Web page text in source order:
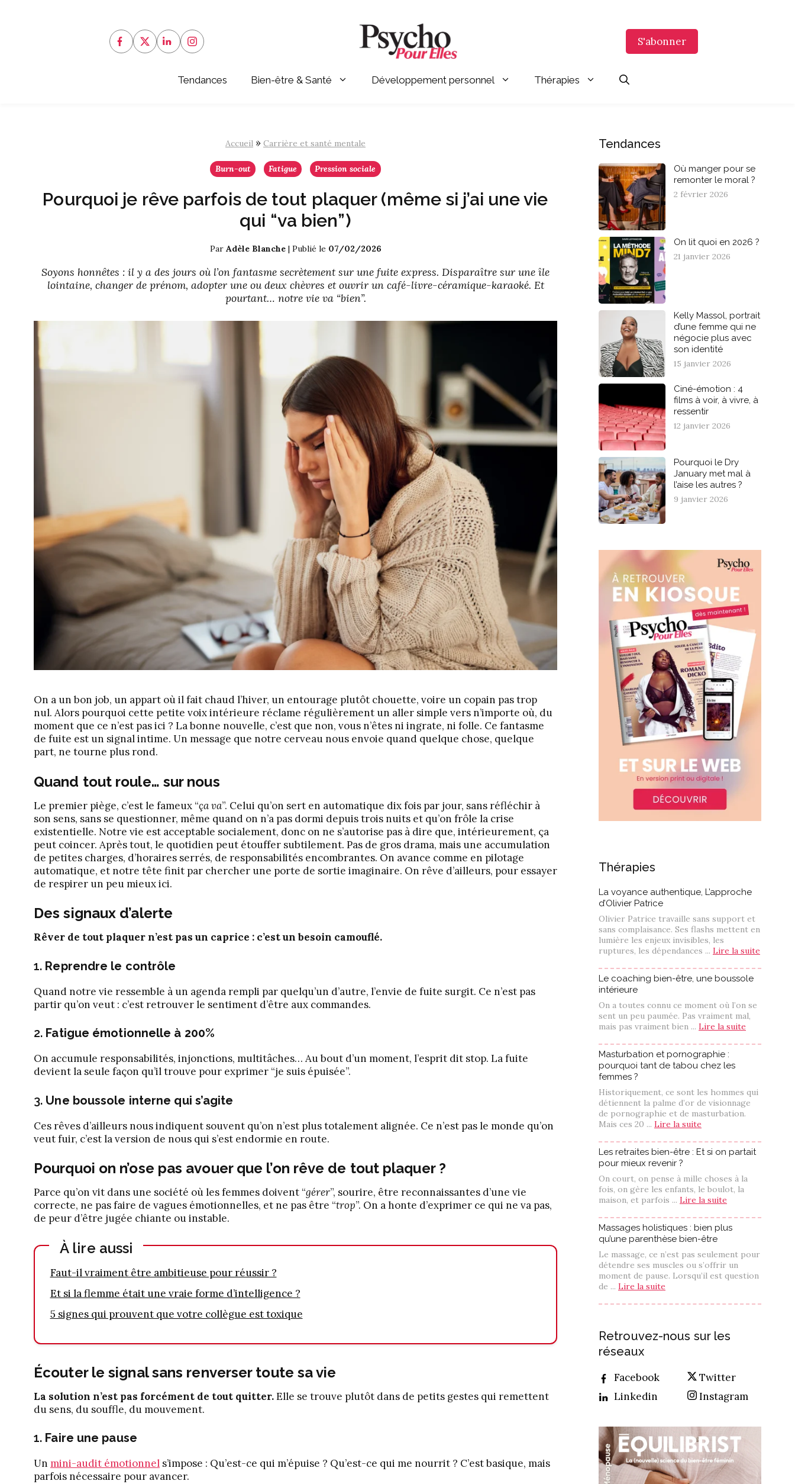
Tendances Bien-être & Santé Développement personnel Thérapies
S'abonner
Accueil » Carrière et santé mentale
Burn-out Fatigue Pression sociale
Pourquoi je rêve parfois de tout plaquer (même si j’ai une vie
qui “va bien”)
Par Adèle Blanche | Publié le 07/02/2026
Soyons honnêtes : il y a des jours où l’on fantasme secrètement sur une fuite express. Disparaître sur une île
lointaine, changer de prénom, adopter une ou deux chèvres et ouvrir un café-livre-céramique-karaoké. Et
pourtant… notre vie va “bien”.
On a un bon job, un appart où il fait chaud l’hiver, un entourage plutôt chouette, voire un copain pas trop
nul. Alors pourquoi cette petite voix intérieure réclame régulièrement un aller simple vers n’importe où, du
moment que ce n’est pas ici ? La bonne nouvelle, c’est que non, vous n’êtes ni ingrate, ni folle. Ce fantasme
de fuite est un signal intime. Un message que notre cerveau nous envoie quand quelque chose, quelque
part, ne tourne plus rond.
Quand tout roule… sur nous
Le premier piège, c’est le fameux “ça va”. Celui qu’on sert en automatique dix fois par jour, sans réfléchir à
son sens, sans se questionner, même quand on n’a pas dormi depuis trois nuits et qu’on frôle la crise
existentielle. Notre vie est acceptable socialement, donc on ne s’autorise pas à dire que, intérieurement, ça
peut coincer. Après tout, le quotidien peut étouffer subtilement. Pas de gros drama, mais une accumulation
de petites charges, d’horaires serrés, de responsabilités encombrantes. On avance comme en pilotage
automatique, et notre tête finit par chercher une porte de sortie imaginaire. On rêve d’ailleurs, pour essayer
de respirer un peu mieux ici.
Des signaux d’alerte
Rêver de tout plaquer n’est pas un caprice : c’est un besoin camouflé.
1. Reprendre le contrôle
Quand notre vie ressemble à un agenda rempli par quelqu’un d’autre, l’envie de fuite surgit. Ce n’est pas
partir qu’on veut : c’est retrouver le sentiment d’être aux commandes.
2. Fatigue émotionnelle à 200%
On accumule responsabilités, injonctions, multitâches… Au bout d’un moment, l’esprit dit stop. La fuite
devient la seule façon qu’il trouve pour exprimer “je suis épuisée”.
3. Une boussole interne qui s’agite
Ces rêves d’ailleurs nous indiquent souvent qu’on n’est plus totalement alignée. Ce n’est pas le monde qu’on
veut fuir, c’est la version de nous qui s’est endormie en route.
Pourquoi on n’ose pas avouer que l’on rêve de tout plaquer ?
Parce qu’on vit dans une société où les femmes doivent “gérer”, sourire, être reconnaissantes d’une vie
correcte, ne pas faire de vagues émotionnelles, et ne pas être “trop”. On a honte d’exprimer ce qui ne va pas,
de peur d’être jugée chiante ou instable.
À lire aussi
Faut-il vraiment être ambitieuse pour réussir ?
Et si la flemme était une vraie forme d’intelligence ?
5 signes qui prouvent que votre collègue est toxique
Écouter le signal sans renverser toute sa vie
La solution n’est pas forcément de tout quitter.Elle se trouve plutôt dans de petits gestes qui remettent
du sens, du souffle, du mouvement.
1. Faire une pause
Un mini-audit émotionnel s’impose : Qu’est-ce qui m’épuise ? Qu’est-ce qui me nourrit ? C’est basique, mais
parfois nécessaire pour avancer.
Tendances
Où manger pour se
remonter le moral ?
2 février 2026
On lit quoi en 2026 ?
21 janvier 2026
Kelly Massol, portrait
d’une femme qui ne
négocie plus avec
son identité
15 janvier 2026
Ciné-émotion : 4
films à voir, à vivre, à
ressentir
12 janvier 2026
Pourquoi le Dry
January met mal à
l’aise les autres ?
9 janvier 2026
Thérapies
La voyance authentique, L’approche
d’Olivier Patrice
Olivier Patrice travaille sans support et
sans complaisance. Ses flashs mettent en
lumière les enjeux invisibles, les
ruptures, les dépendances ... Lire la suite
Le coaching bien-être, une boussole
intérieure
On a toutes connu ce moment où l’on se
sent un peu paumée. Pas vraiment mal,
mais pas vraiment bien ... Lire la suite
Masturbation et pornographie :
pourquoi tant de tabou chez les
femmes ?
Historiquement, ce sont les hommes qui
détiennent la palme d’or de visionnage
de pornographie et de masturbation.
Mais ces 20 ... Lire la suite
Les retraites bien-être : Et si on partait
pour mieux revenir ?
On court, on pense à mille choses à la
fois, on gère les enfants, le boulot, la
maison, et parfois ... Lire la suite
Massages holistiques : bien plus
qu’une parenthèse bien-être
Le massage, ce n’est pas seulement pour
détendre ses muscles ou s’offrir un
moment de pause. Lorsqu’il est question
de ... Lire la suite
Retrouvez-nous sur les
réseaux
Facebook
Twitter
Linkedin
Instagram